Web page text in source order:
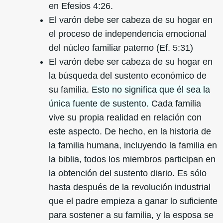
en Efesios 4:26.
El varón debe ser cabeza de su hogar en
el proceso de independencia emocional
del núcleo familiar paterno (Ef. 5:31)
El varón debe ser cabeza de su hogar en
la búsqueda del sustento económico de
su familia. Esto no significa que él sea la
única fuente de sustento. Cada familia
vive su propia realidad en relación con
este aspecto. De hecho, en la historia de
la familia humana, incluyendo la familia en
la biblia, todos los miembros participan en
la obtención del sustento diario. Es sólo
hasta después de la revolución industrial
que el padre empieza a ganar lo suficiente
para sostener a su familia, y la esposa se